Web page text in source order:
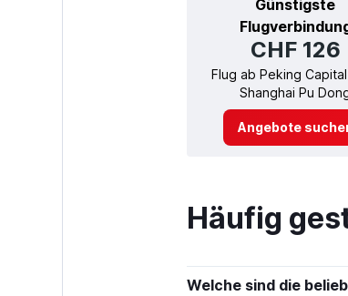
Günstigste
CHF 126
Flug ab Peking
Shanghai Pu
Angebote
Häufig
Welche sind die